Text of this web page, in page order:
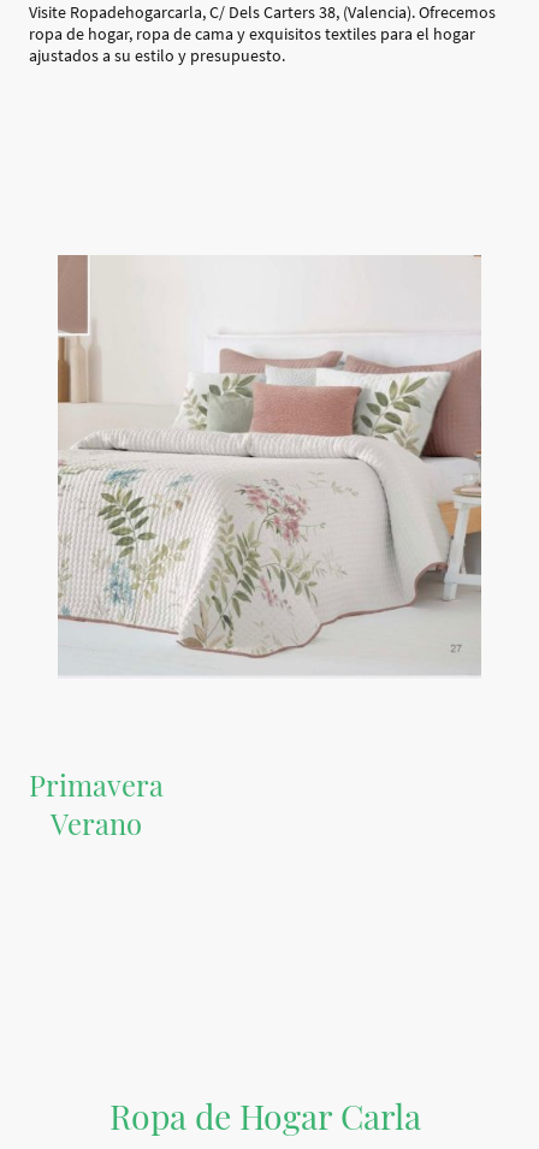
Visite Ropadehogarcarla, C/ Dels Carters 38, (Valencia). Ofrecemos
ropa de hogar, ropa de cama y exquisitos textiles para el hogar
ajustados a su estilo y presupuesto.
Primavera
Verano
Ropa de Hogar Carla